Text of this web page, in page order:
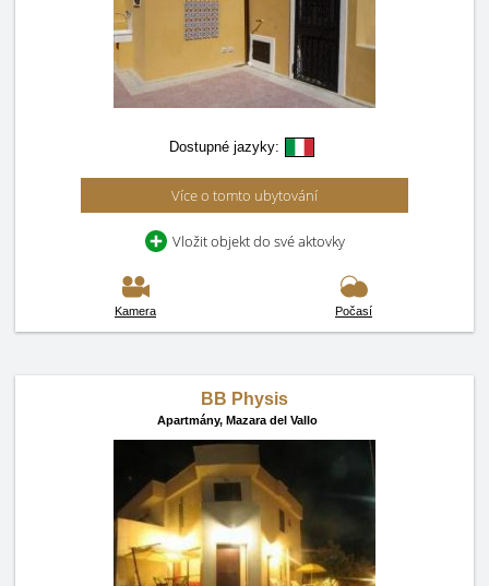
Dostupné jazyky:
Více o tomto ubytování
Vložit objekt do své aktovky
Kamera Počasí
BB Physis
Apartmány, Mazara del Vallo